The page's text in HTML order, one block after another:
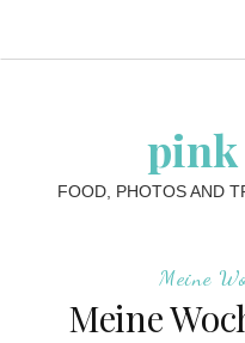
FOOD, PHOTOS AND
Meine
Meine